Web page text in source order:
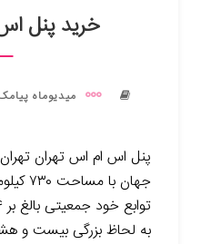
خرید پنل
میدیوماه
پنل اس ام اس تهران
جهان
به لحاظ بزرگی بیست و